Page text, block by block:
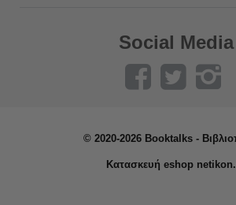
Social Media
© 2020-2026 Booktalks -
Κατασκευή eshop